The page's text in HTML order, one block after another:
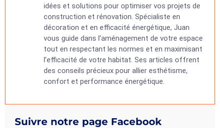
Suivre notre page Facebook
idées et solutions pour optimiser vos projets de
construction et rénovation. Spécialiste en
décoration et en efficacité énergétique, Juan
vous guide dans l’aménagement de votre espace
tout en respectant les normes et en maximisant
l’efficacité de votre habitat. Ses articles offrent
des conseils précieux pour allier esthétisme,
confort et performance énergétique.